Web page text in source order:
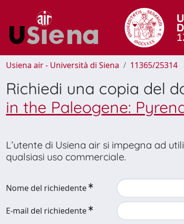
Usiena air - Università di Siena 11365/25314
Richiedi una copia del
in the Paleogene:
L’utente di Usiena air si impegna ad
qualsiasi uso commerciale.
Nome del richiedente
E-mail del richiedente